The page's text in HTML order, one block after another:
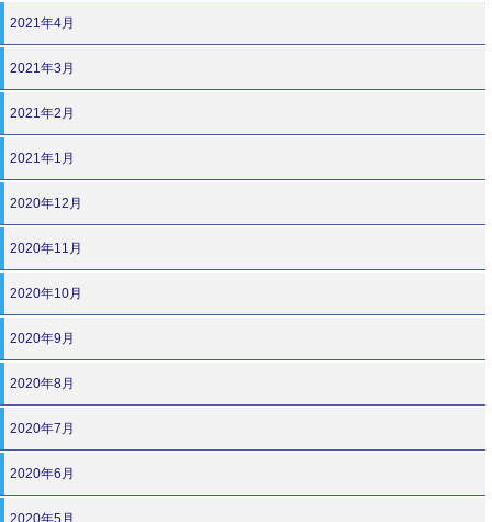
2021年4月
2021年3月
2021年2月
2021年1月
2020年12月
2020年11月
2020年10月
2020年9月
2020年8月
2020年7月
2020年6月